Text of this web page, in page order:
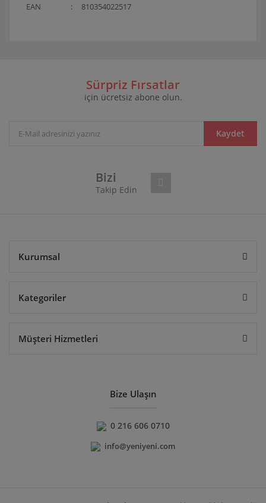
EAN : 810354022517
Yorum Yaz
Ürün resmi kalitesiz, bozuk veya görüntülenemiyor.
Ürün bilgilerinde hatalar bulunuyor.
Sürpriz Fırsatlar
için ücretsiz abone olun.
Kaydet
Bizi
Takip Edin
Kurumsal
Kategoriler
Müşteri Hizmetleri
Bize Ulaşın
0 216 606 0710
info@yeniyeni.com